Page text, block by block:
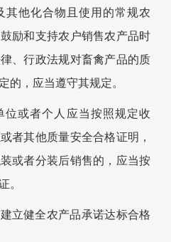
其他化合物且使用的常规农
励和支持农户销售农产品时
、行政法规对畜禽产品的质
的，应当遵守其规定。
位或者个人应当按照规定收
者其他质量安全合格证明，
或者分装后销售的，应当按
。
立健全农产品承诺达标合格